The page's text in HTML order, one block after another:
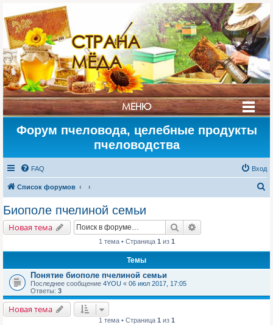
СТРАНА
МЁДА
МЕНЮ
Форум пчеловода, целебные продукты
пчеловодства
FAQ Вход
Список форумов
Биополе пчелиной семьи
Новая тема Поиск
1 тема • Страница 1 из 1
Темы
Понятие биополе пчелиной семьи
Последнее сообщение 4YOU « 06 июл 2017, 17:05
Ответы: 3
Новая тема
1 тема • Страница 1 из 1